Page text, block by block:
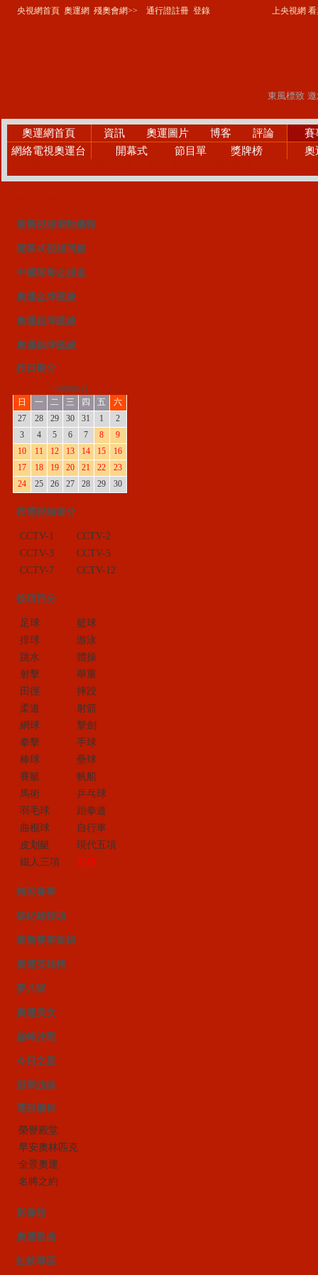
央視網首頁 奧運網 殘奧會網>> 通行證註冊 登錄 上央視網 看奧
奧運網首頁 資訊 奧運圖片 博客 評論
賽
網絡電視奧運台
開幕式 節目單 獎牌榜 奧
最新視頻滾動播報
開幕式視頻回顧
中國隊奪金頻道
奧運金牌匯總
奧運銀牌匯總
奧運銅牌匯總
按日期分
2008年8月
日
一 二 三 四 五
六
27
28 29 30 31 1
2
3
4 5 6 7 8
9
10
11 12 13 14 15
16
17
18 19 20 21 22
23
24
25 26 27 28 29 30
按電視頻道分
CCTV-1
CCTV-2
CCTV-3
CCTV-5
CCTV-7
CCTV-12
按項目分
足球
籃球
排球
游泳
跳水
體操
射擊
舉重
田徑
摔跤
柔道
射箭
網球
擊劍
拳擊
手球
棒球
壘球
賽艇
帆船
馬術
乒乓球
羽毛球
跆拳道
曲棍球
自行車
皮划艇
現代五項
鐵人三項
武術
精彩賽事
破紀錄鏡頭
最新賽事集錦
奧運英雄榜
夢八隊
奧運美女
巔峰決戰
今日之星
冠軍訪談
電視欄目
榮譽殿堂
早安奧林匹克
全景奧運
名將之約
影像館
奧運歌曲
虹軟專區